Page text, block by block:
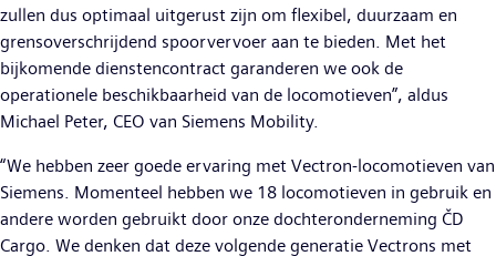
zullen dus optimaal uitgerust zijn om flexibel, duurzaam en
grensoverschrijdend spoorvervoer aan te bieden. Met het
bijkomende dienstencontract garanderen we ook de
operationele beschikbaarheid van de locomotieven”, aldus
Michael Peter, CEO van Siemens Mobility.
“We hebben zeer goede ervaring met Vectron-locomotieven van
Siemens. Momenteel hebben we 18 locomotieven in gebruik en
andere worden gebruikt door onze dochteronderneming ČD
Cargo. We denken dat deze volgende generatie Vectrons met